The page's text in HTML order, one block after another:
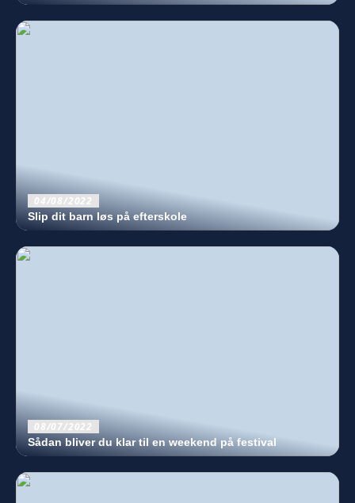
04/08/2022
Slip dit barn løs på efterskole
08/07/2022
Sådan bliver du klar til en weekend på festival